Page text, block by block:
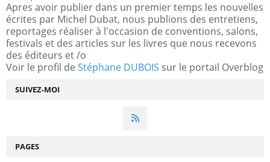
SUIVEZ-MOI
Apres avoir publier dans un premier temps les nouvelles
écrites par Michel Dubat, nous publions des entretiens,
reportages réaliser à l'occasion de conventions, salons,
festivals et des articles sur les livres que nous recevons
des éditeurs et /o
Voir le profil de Stéphane DUBOIS sur le portail Overblog
PAGES